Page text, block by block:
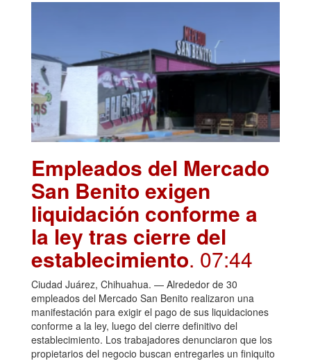
Empleados del Mercado
San Benito exigen
liquidación conforme a
la ley tras cierre del
establecimiento. 07:44
Ciudad Juárez, Chihuahua. — Alrededor de 30
empleados del Mercado San Benito realizaron una
manifestación para exigir el pago de sus liquidaciones
conforme a la ley, luego del cierre definitivo del
establecimiento. Los trabajadores denunciaron que los
propietarios del negocio buscan entregarles un finiquito